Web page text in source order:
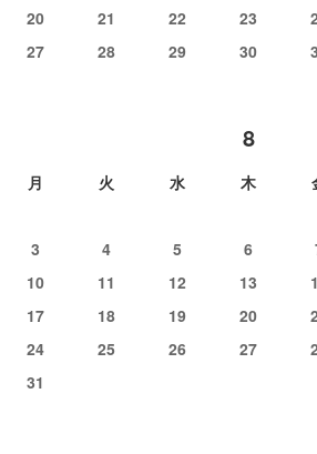
20 21 22 23
27
28 29 30
8
月 火 水 木
3
4 5 6
10
11 12 13
17
18 19 20
24
25 26 27
31